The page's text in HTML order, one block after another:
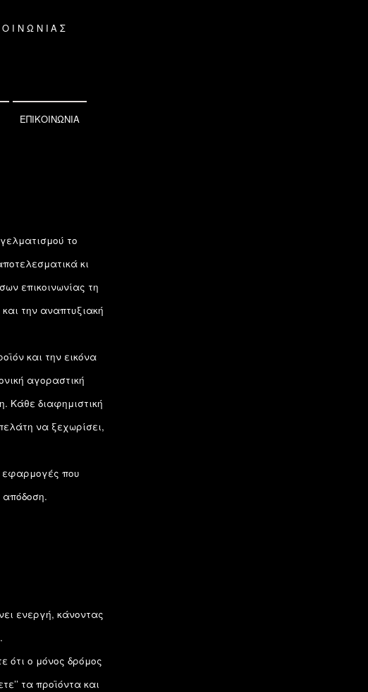
ΕΠΙΚΟΙΝΩΝΙΑ
το
κι
επικοινωνίας τη
και την αναπτυξιακή
και την εικόνα
αγοραστική
Κάθε διαφημιστική
να ξεχωρίσει,
εφαρμογές που
απόδοση.
ενεργή, κάνοντας
ότι ο μόνος δρόμος
τα προϊόντα και